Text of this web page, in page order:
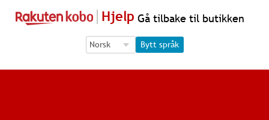
Hjelp Gå tilbake til butikken
Language Selection
Language Selection
Bytt språk